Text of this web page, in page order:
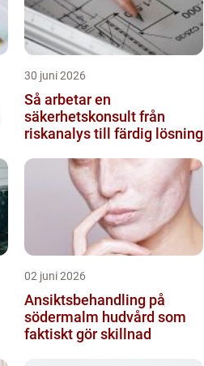
30 juni 2026
Så arbetar en
säkerhetskonsult från
riskanalys till färdig lösning
02 juni 2026
Ansiktsbehandling på
södermalm hudvård som
faktiskt gör skillnad